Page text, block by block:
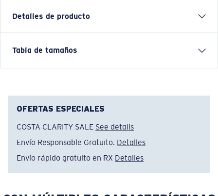
Detalles de producto
Artículo n.°:FQA401361-29S
Tabla de tamaños
OFERTAS ESPECIALES
COSTA CLARITY SALE See details
Envío Responsable Gratuito. Detalles
Envío rápido gratuito en RX Detalles